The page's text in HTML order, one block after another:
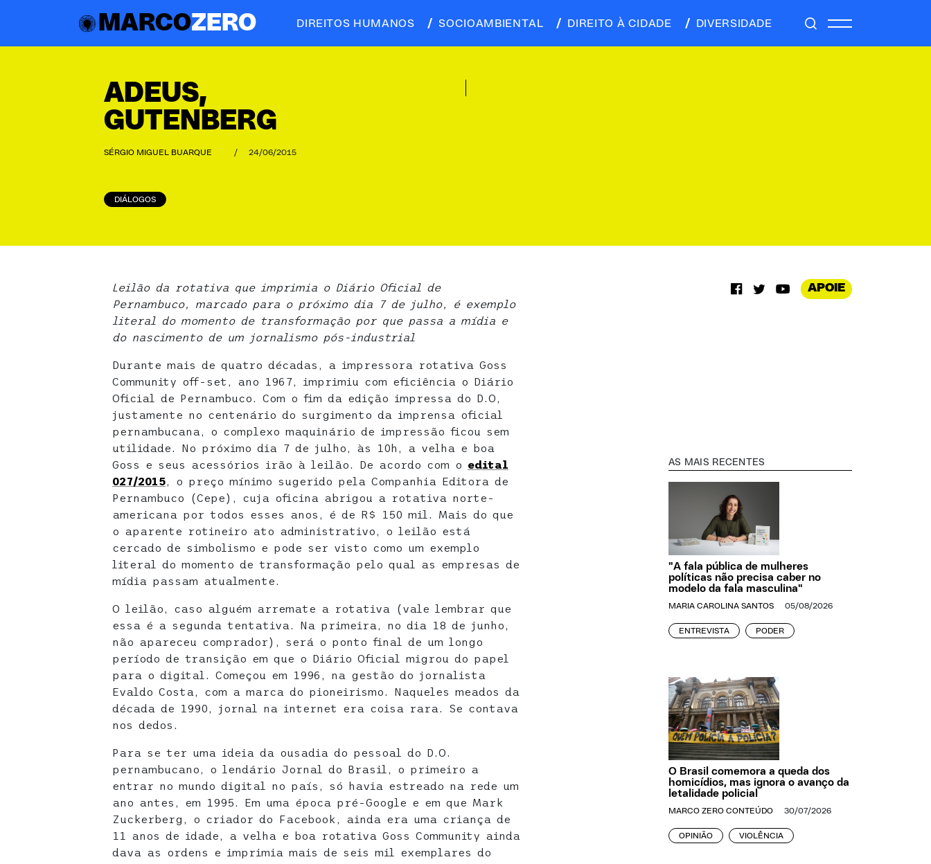
MARCOZERO DIREITOS HUMANOS SOCIOAMBIENTAL DIREITO À CIDADE DIVERSIDADE
ADEUS,
GUTENBERG
SÉRGIO MIGUEL BUARQUE / 24/06/2015
DIÁLOGOS
Leilão da rotativa que imprimia o Diário Oficial de
Pernambuco, marcado para o próximo dia 7 de julho, é exemplo
literal do momento de transformação por que passa a mídia e
do nascimento de um jornalismo pós-industrial
Durante mais de quatro décadas, a impressora rotativa Goss
Community off-set, ano 1967, imprimiu com eficiência o Diário
Oficial de Pernambuco. Com o fim da edição impressa do D.O,
justamente no centenário do surgimento da imprensa oficial
pernambucana, o complexo maquinário de impressão ficou sem
utilidade. No próximo dia 7 de julho, às 10h, a velha e boa
Goss e seus acessórios irão à leilão. De acordo com o edital
027/2015, o preço mínimo sugerido pela Companhia Editora de
Pernambuco (Cepe), cuja oficina abrigou a rotativa norte-
americana por todos esses anos, é de R$ 150 mil. Mais do que
o aparente rotineiro ato administrativo, o leilão está
cercado de simbolismo e pode ser visto como um exemplo
literal do momento de transformação pelo qual as empresas de
mídia passam atualmente.
O leilão, caso alguém arremate a rotativa (vale lembrar que
essa é a segunda tentativa. Na primeira, no dia 18 de junho,
não apareceu comprador), será o ponto final de um longo
período de transição em que o Diário Oficial migrou do papel
para o digital. Começou em 1996, na gestão do jornalista
Evaldo Costa, com a marca do pioneirismo. Naqueles meados da
década de 1990, jornal na internet era coisa rara. Se contava
nos dedos.
Para se ter uma ideia da ousadia do pessoal do D.O.
pernambucano, o lendário Jornal do Brasil, o primeiro a
entrar no mundo digital no país, só havia estreado na rede um
ano antes, em 1995. Em uma época pré-Google e em que Mark
Zuckerberg, o criador do Facebook, ainda era uma criança de
11 anos de idade, a velha e boa rotativa Goss Community ainda
dava as ordens e imprimia mais de seis mil exemplares do
APOIE
AS MAIS RECENTES
"A fala pública de mulheres
políticas não precisa caber no
modelo da fala masculina"
MARIA CAROLINA SANTOS 05/08/2026
ENTREVISTA PODER
O Brasil comemora a queda dos
homicídios, mas ignora o avanço da
letalidade policial
MARCO ZERO CONTEÚDO 30/07/2026
OPINIÃO VIOLÊNCIA